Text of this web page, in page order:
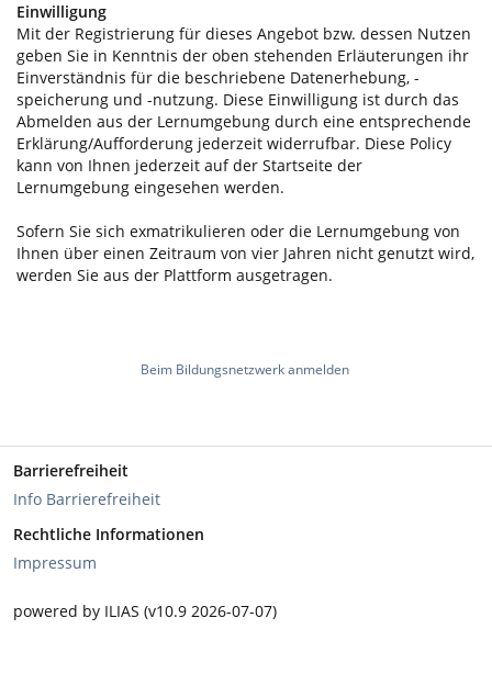
Einwilligung
Mit der Registrierung für dieses Angebot bzw. dessen Nutzen
geben Sie in Kenntnis der oben stehenden Erläuterungen ihr
Einverständnis für die beschriebene Datenerhebung, -
speicherung und -nutzung. Diese Einwilligung ist durch das
Abmelden aus der Lernumgebung durch eine entsprechende
Erklärung/Aufforderung jederzeit widerrufbar. Diese Policy
kann von Ihnen jederzeit auf der Startseite der
Lernumgebung eingesehen werden.
Sofern Sie sich exmatrikulieren oder die Lernumgebung von
Ihnen über einen Zeitraum von vier Jahren nicht genutzt wird,
werden Sie aus der Plattform ausgetragen.
Beim Bildungsnetzwerk anmelden
Barrierefreiheit
Info Barrierefreiheit
Rechtliche Informationen
Impressum
powered by ILIAS (v10.9 2026-07-07)